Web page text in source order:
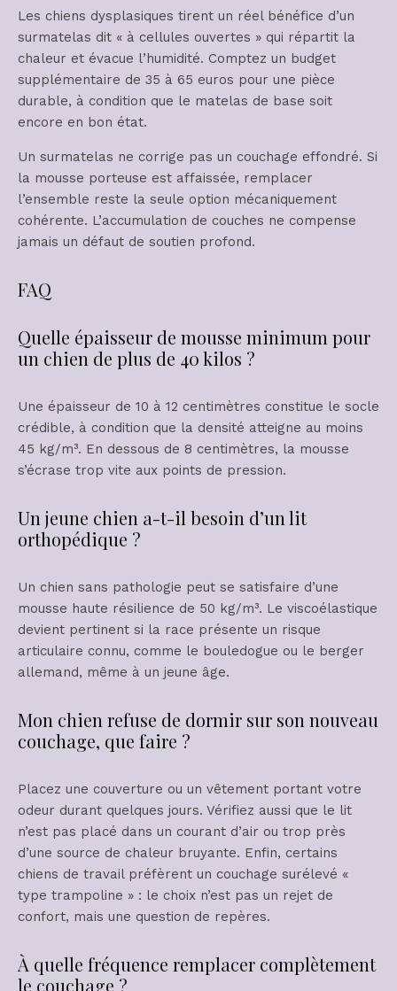
Les chiens dysplasiques tirent un réel bénéfice d’un
surmatelas dit « à cellules ouvertes » qui répartit la
chaleur et évacue l’humidité. Comptez un budget
supplémentaire de 35 à 65 euros pour une pièce
durable, à condition que le matelas de base soit
encore en bon état.
Un surmatelas ne corrige pas un couchage effondré. Si
la mousse porteuse est affaissée, remplacer
l’ensemble reste la seule option mécaniquement
cohérente. L’accumulation de couches ne compense
jamais un défaut de soutien profond.
FAQ
Quelle épaisseur de mousse minimum pour
un chien de plus de 40 kilos ?
Une épaisseur de 10 à 12 centimètres constitue le socle
crédible, à condition que la densité atteigne au moins
45 kg/m³. En dessous de 8 centimètres, la mousse
s’écrase trop vite aux points de pression.
Un jeune chien a-t-il besoin d’un lit
orthopédique ?
Un chien sans pathologie peut se satisfaire d’une
mousse haute résilience de 50 kg/m³. Le viscoélastique
devient pertinent si la race présente un risque
articulaire connu, comme le bouledogue ou le berger
allemand, même à un jeune âge.
Mon chien refuse de dormir sur son nouveau
couchage, que faire ?
Placez une couverture ou un vêtement portant votre
odeur durant quelques jours. Vérifiez aussi que le lit
n’est pas placé dans un courant d’air ou trop près
d’une source de chaleur bruyante. Enfin, certains
chiens de travail préfèrent un couchage surélevé «
type trampoline » : le choix n’est pas un rejet de
confort, mais une question de repères.
À quelle fréquence remplacer complètement
le couchage ?